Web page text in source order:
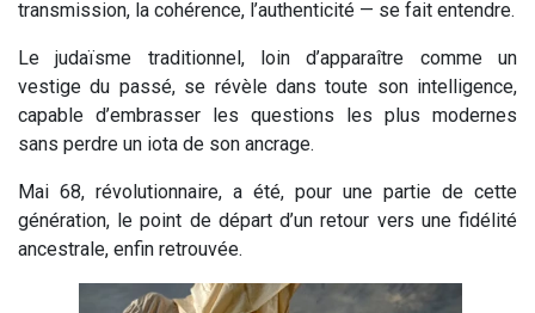
transmission, la cohérence, l’authenticité — se fait entendre.
Le judaïsme traditionnel, loin d’apparaître comme un
vestige du passé, se révèle dans toute son intelligence,
capable d’embrasser les questions les plus modernes
sans perdre un iota de son ancrage.
Mai 68, révolutionnaire, a été, pour une partie de cette
génération, le point de départ d’un retour vers une fidélité
ancestrale, enfin retrouvée.